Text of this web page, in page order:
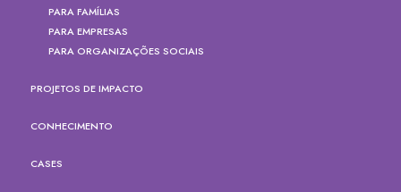
PARA FAMÍLIAS
PARA EMPRESAS
PARA ORGANIZAÇÕES SOCIAIS
PROJETOS DE IMPACTO
CONHECIMENTO
CASES